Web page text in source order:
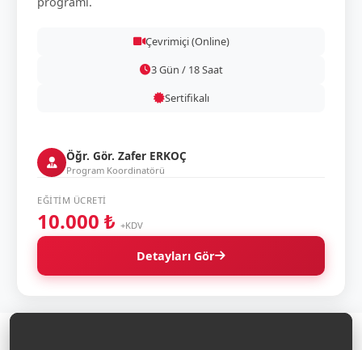
Çevrimiçi (Online)
3 Gün / 18 Saat
Sertifikalı
Öğr. Gör. Zafer ERKOÇ
Program Koordinatörü
EĞITIM ÜCRETI
10.000 ₺ +KDV
Detayları Gör